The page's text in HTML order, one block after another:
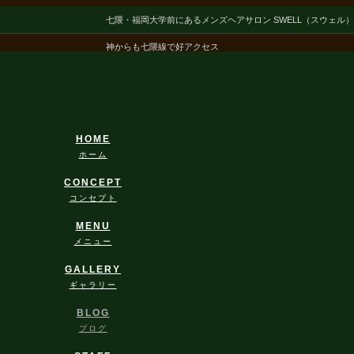
七隈・福岡大学前にあるメンズヘアサロン SWELL（スウェル
神からも七隈線で好アクセス
HOME
ホーム
CONCEPT
コンセプト
MENU
メニュー
GALLERY
ギャラリー
BLOG
ブログ